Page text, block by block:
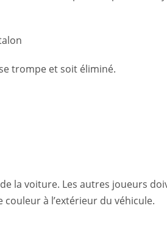
trompe et soit éliminé.
la voiture. Les autres joueurs
à l’extérieur du véhicule.